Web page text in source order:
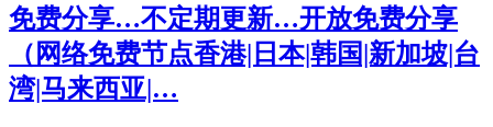
免费分享…不定期更新…开放免费分享
（网络免费节点香港|日本|韩国|新加坡|台
湾|马来西亚|…